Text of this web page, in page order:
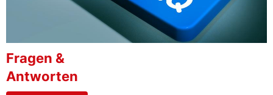
Fragen &
Antworten